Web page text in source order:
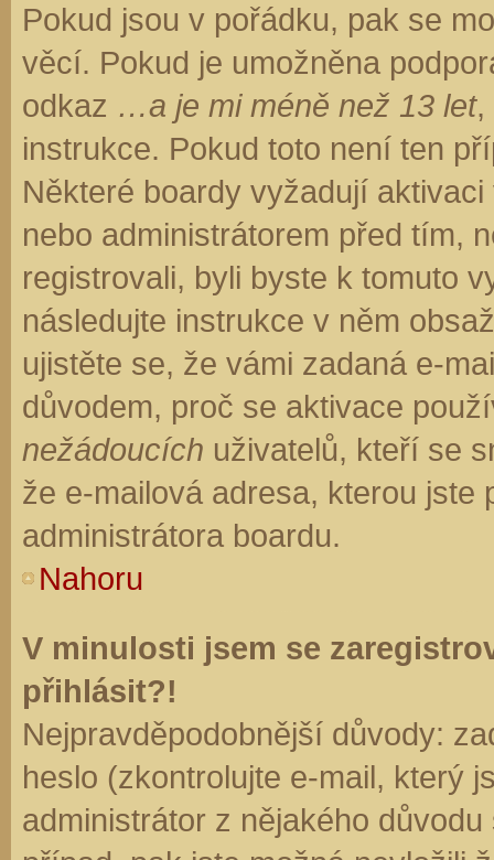
Pokud jsou v pořádku, pak se
věcí. Pokud je umožněna
odkaz …a je mi méně než 13 let,
instrukce. Pokud toto není ten
Některé boardy vyžadují
nebo administrátorem před tím,
registrovali, byli byste k tomuto
následujte instrukce v něm
ujistěte se, že vámi zadaná e-
důvodem, proč se aktivace
nežádoucích uživatelů, kteří se
že e-mailová adresa, kterou jste
administrátora boardu.
Nahoru
V minulosti jsem se
přihlásit?!
Nejpravděpodobnější důvody:
heslo (zkontrolujte e-mail, který
administrátor z nějakého